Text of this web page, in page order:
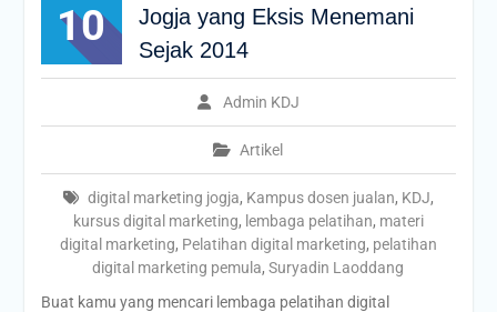
10
Jogja yang Eksis Menemani
Sejak 2014
Admin KDJ
Artikel
digital marketing jogja, Kampus dosen jualan, KDJ,
kursus digital marketing, lembaga pelatihan, materi
digital marketing, Pelatihan digital marketing, pelatihan
digital marketing pemula,Suryadin Laoddang
Buat kamu yang mencari lembaga pelatihan digital